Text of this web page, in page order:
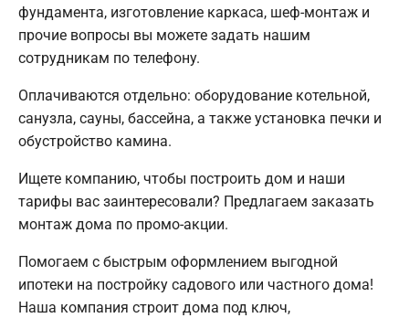
фундамента, изготовление каркаса, шеф-монтаж и
прочие вопросы вы можете задать нашим
сотрудникам по телефону.
Оплачиваются отдельно: оборудование котельной,
санузла, сауны, бассейна, а также установка печки и
обустройство камина.
Ищете компанию, чтобы построить дом и наши
тарифы вас заинтересовали? Предлагаем заказать
монтаж дома по промо-акции.
Помогаем с быстрым оформлением выгодной
ипотеки на постройку садового или частного дома!
Наша компания строит дома под ключ,